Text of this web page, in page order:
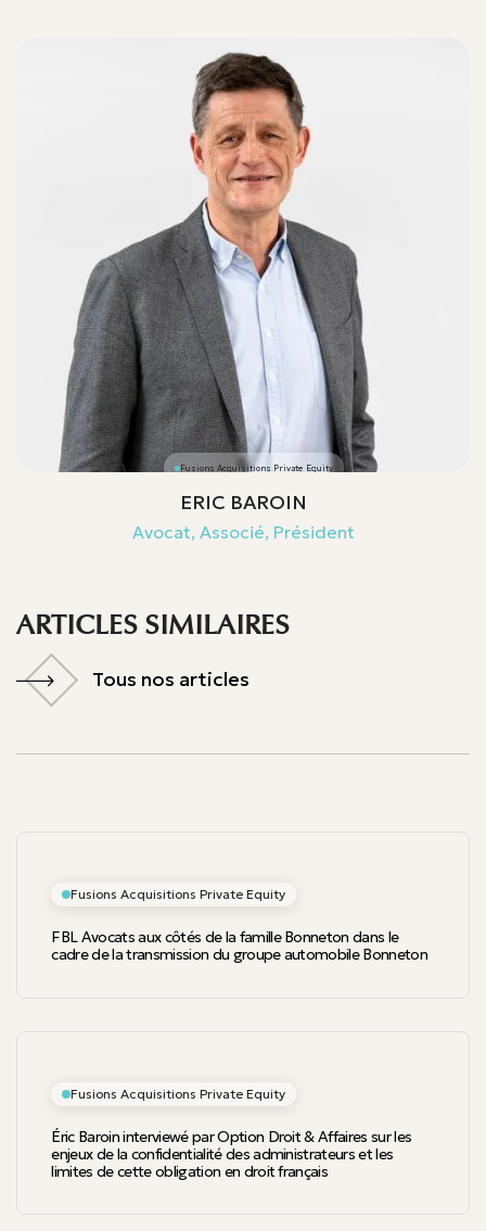
Fusions Acquisitions Private Equity
ERIC BAROIN
Avocat, Associé, Président
ARTICLES SIMILAIRES
Tous nos articles
Fusions Acquisitions Private Equity
FBL Avocats aux côtés de la famille Bonneton dans le
cadre de la transmission du groupe automobile Bonneton
Fusions Acquisitions Private Equity
Éric Baroin interviewé par Option Droit & Affaires sur les
enjeux de la confidentialité des administrateurs et les
limites de cette obligation en droit français